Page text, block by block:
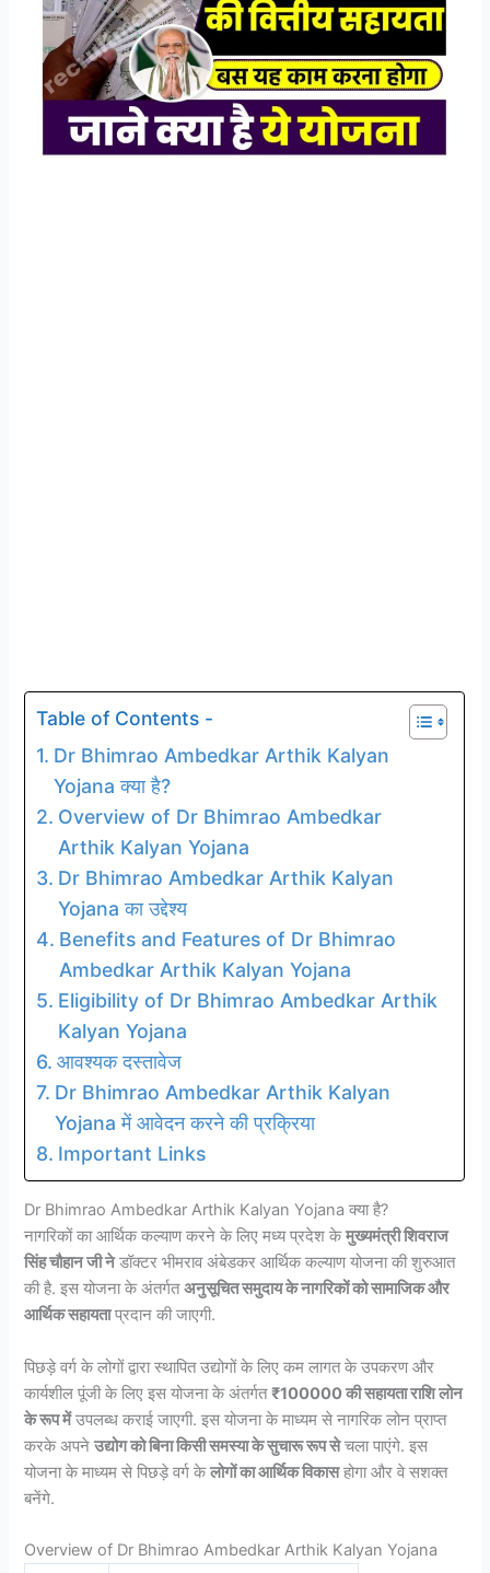
Table of Contents -
Dr Bhimrao Ambedkar Arthik Kalyan
Yojana क्या है?
Overview of Dr Bhimrao Ambedkar
Arthik Kalyan Yojana
Dr Bhimrao Ambedkar Arthik Kalyan
Yojana का उद्देश्य
Benefits and Features of Dr Bhimrao
Ambedkar Arthik Kalyan Yojana
Eligibility of Dr Bhimrao Ambedkar Arthik
Kalyan Yojana
आवश्यक दस्तावेज
Dr Bhimrao Ambedkar Arthik Kalyan
Yojana में आवेदन करने की प्रक्रिया
Important Links
Dr Bhimrao Ambedkar Arthik Kalyan Yojana क्या है?
नागरिकों का आर्थिक कल्याण करने के लिए मध्य प्रदेश केमुख्यमंत्री शिवराज
सिंह चौहान जी नेडॉक्टर भीमराव अंबेडकर आर्थिक कल्याण योजना की शुरुआत
की है. इस योजना के अंतर्गतअनुसूचित समुदाय के नागरिकों को सामाजिक और
आर्थिक सहायताप्रदान की जाएगी.
पिछड़े वर्ग के लोगों द्वारा स्थापित उद्योगों के लिए कम लागत के उपकरण और
कार्यशील पूंजी के लिए इस योजना के अंतर्गत₹100000 की सहायता राशि लोन
के रूप मेंउपलब्ध कराई जाएगी. इस योजना के माध्यम से नागरिक लोन प्राप्त
करके अपनेउद्योग को बिना किसी समस्या के सुचारू रूप सेचला पाएंगे. इस
योजना के माध्यम से पिछड़े वर्ग केलोगों का आर्थिक विकासहोगा और वे सशक्त
बनेंगे.
Overview of Dr Bhimrao Ambedkar Arthik Kalyan Yojana